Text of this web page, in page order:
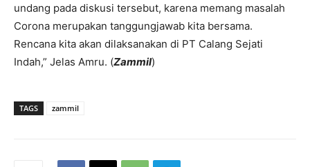
undang pada diskusi tersebut, karena memang masalah
Corona merupakan tanggungjawab kita bersama.
Rencana kita akan dilaksanakan di PT Calang Sejati
Indah,” Jelas Amru. (Zammil)
TAGS zammil